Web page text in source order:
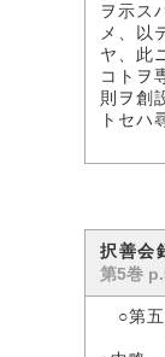
ヲ示ス
メ、以
ヤ、此
コトヲ
則ヲ創
トセハ
択善会
第5巻
○第五
択善